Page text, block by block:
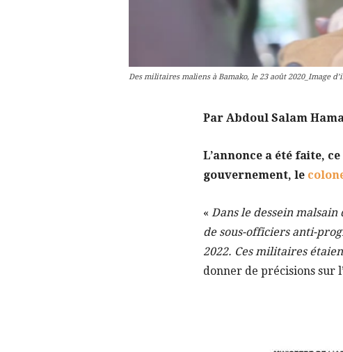
Des militaires maliens à Bamako, le 23 août 2020_Image
Par Abdoul Salam
L’annonce a été faite,
gouvernement, le
« Dans le dessein
de sous-officiers anti-
2022. Ces militaires
donner de précisions sur